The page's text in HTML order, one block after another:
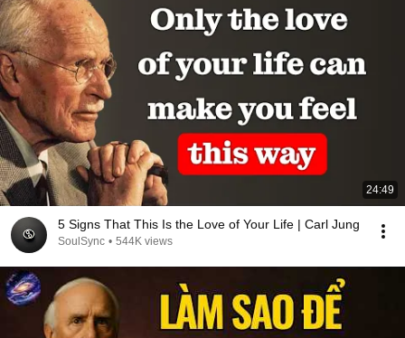
24:49
5 Signs That This Is the Love of Your Life | Carl Jung
SoulSync • 544K views